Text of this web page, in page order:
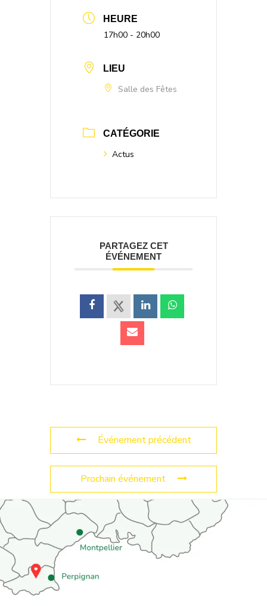
HEURE
17h00 - 20h00
LIEU
Salle des Fêtes
CATÉGORIE
Actus
PARTAGEZ CET
ÉVÉNEMENT
Événement précédent
Prochain événement